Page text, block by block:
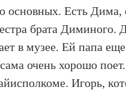
основных. Есть
брата Диминого.
в музее. Ей папа
очень хорошо
Игорь,